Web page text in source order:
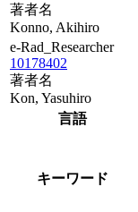
著者名
Konno, Akihiro
e-Rad_Researcher
10178402
著者名
Kon, Yasuhiro
言語
キーワード